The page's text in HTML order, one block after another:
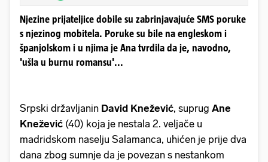
Njezine prijateljice dobile su zabrinjavajuće SMS poruke
s njezinog mobitela. Poruke su bile na engleskom i
španjolskom i u njima je Ana tvrdila da je, navodno,
'ušla u burnu romansu'...
Srpski državljanin David Knežević, suprug Ane
Knežević (40) koja je nestala 2. veljače u
madridskom naselju Salamanca, uhićen je prije dva
dana zbog sumnje da je povezan s nestankom